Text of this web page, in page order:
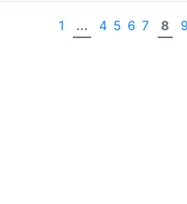
1 ... 4 5 6 7 8 9